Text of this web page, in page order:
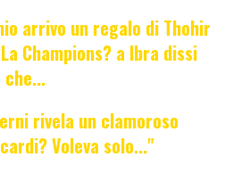
arrivo un regalo di Thohir
Champions? a Ibra dissi
che...
rivela un clamoroso
Voleva solo..."